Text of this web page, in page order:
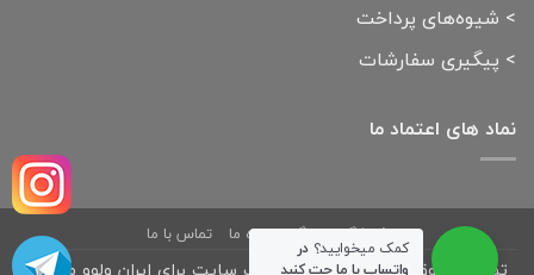
> شیوه‌های پرداخت
> پیگیری سفارشات
نماد های اعتماد ما
فروشگاه بلاگ درباره ما تماس با ما
کمک میخوایید؟ در
واتساپ با ما چت کنید